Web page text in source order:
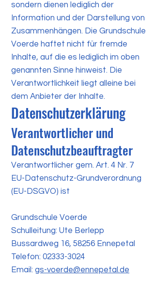
sondern dienen lediglich der
Information und der Darstellung von
Zusammenhängen. Die Grundschule
Voerde haftet nicht für fremde
Inhalte, auf die es lediglich im oben
genannten Sinne hinweist. Die
Verantwortlichkeit liegt alleine bei
dem Anbieter der Inhalte.
Datenschutzerklärung
Verantwortlicher und
Datenschutzbeauftragter
Verantwortlicher gem. Art. 4 Nr. 7
EU-Datenschutz-Grundverordnung
(EU-DSGVO) ist
Grundschule Voerde
Schulleitung: Ute Berlepp
Bussardweg 16, 58256 Ennepetal
Telefon: 02333-3024
Email: gs-voerde@ennepetal.de